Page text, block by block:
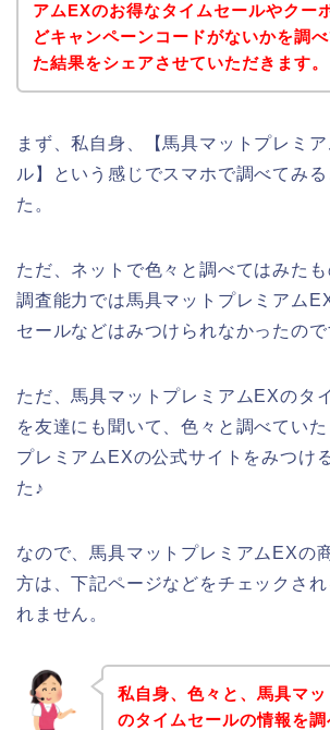
アムEXのお得なタイムセールやクー
どキャンペーンコードがないかを調
た結果をシェアさせていただきます。
まず、私自身、【馬具マットプレミ
ル】という感じでスマホで調べてみ
た。
ただ、ネットで色々と調べてはみた
調査能力では馬具マットプレミアム
セールなどはみつけられなかったので
ただ、馬具マットプレミアムEXのタ
を友達にも聞いて、色々と調べていた
プレミアムEXの公式サイトをみつけ
た♪
なので、馬具マットプレミアムEXの
方は、下記ページなどをチェックさ
れません。
私自身、色々と、馬具マ
のタイムセールの情報を調